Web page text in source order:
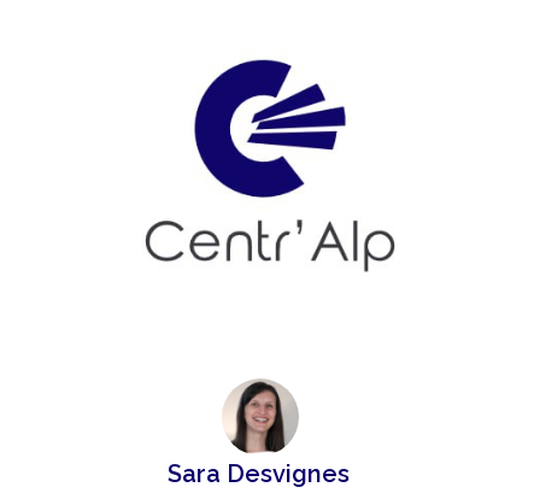
Sara Desvignes